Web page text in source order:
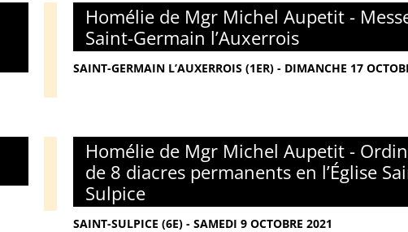
Homélie de Mgr Michel Aupetit -
Saint-Germain l’Auxerrois
SAINT-GERMAIN L’AUXERROIS (1ER) - DIMANCHE 17
Homélie de Mgr Michel Aupetit -
de 8 diacres permanents en l’Église
Sulpice
SAINT-SULPICE (6E) - SAMEDI 9 OCTOBRE 2021